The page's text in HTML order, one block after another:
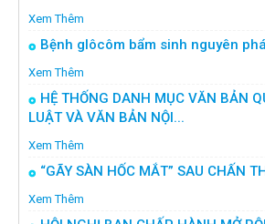
Xem Thêm
Bệnh glôcôm bẩm sinh nguyên
Xem Thêm
HỆ THỐNG DANH MỤC VĂN BẢN
LUẬT VÀ VĂN BẢN NỘI...
Xem Thêm
“GÃY SÀN HỐC MẮT” SAU CHẤN
Xem Thêm